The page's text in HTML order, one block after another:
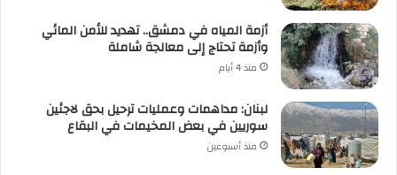
أزمة المياه في دمشق.. تهديد للأمن المائي
وأزمة تحتاج إلى معالجة شاملة
منذ 4 أيام
لبنان: مداهمات وعمليات ترحيل بحق لاجئين
سوريين في بعض المخيمات في البقاع
منذ أسبوعين